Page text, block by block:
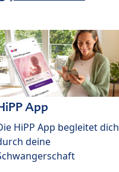
App
HiPP App begleitet dich
deine